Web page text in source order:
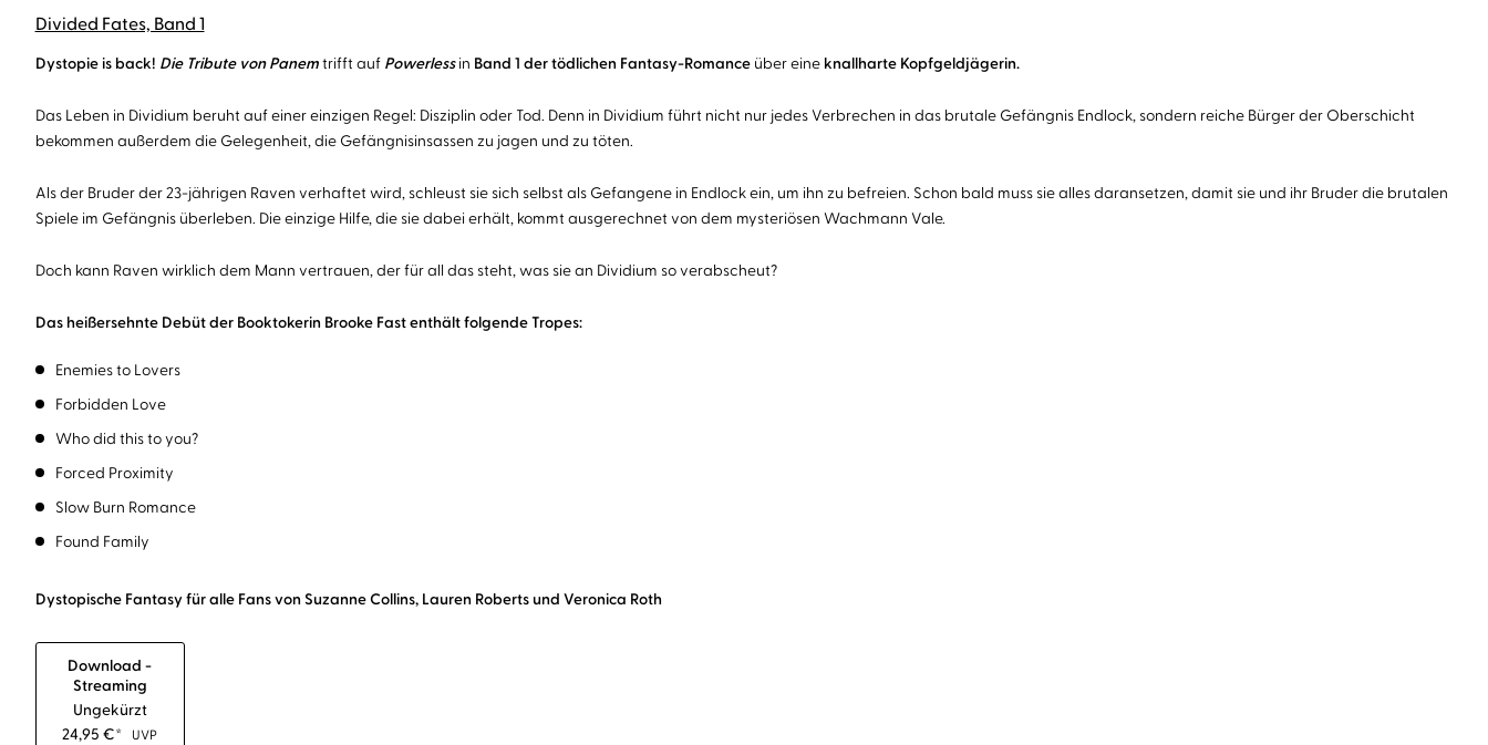
Divided Fates, Band 1
Dystopie is back! Die Tribute von Panem trifft auf Powerlessin Band 1 der tödlichen Fantasy-Romance über eineknallharte Kopfgeldjägerin.
Das Leben in Dividium beruht auf einer einzigen Regel: Disziplin oder Tod. Denn in Dividium führt nicht nur jedes Verbrechen in das brutale Gefängnis Endlock, sondern reiche Bürger der Oberschicht
bekommen außerdem die Gelegenheit, die Gefängnisinsassen zu jagen und zu töten.
Als der Bruder der 23-jährigen Raven verhaftet wird, schleust sie sich selbst als Gefangene in Endlock ein, um ihn zu befreien. Schon bald muss sie alles daransetzen, damit sie und ihr Bruder die brutalen
Spiele im Gefängnis überleben. Die einzige Hilfe, die sie dabei erhält, kommt ausgerechnet von dem mysteriösen Wachmann Vale.
Doch kann Raven wirklich dem Mann vertrauen, der für all das steht, was sie an Dividium so verabscheut?
Das heißersehnte Debüt der Booktokerin Brooke Fast enthält folgende Tropes:
Enemies to Lovers
Forbidden Love
Who did this to you?
Forced Proximity
Slow Burn Romance
Found Family
Dystopische Fantasy für alle Fans von Suzanne Collins, Lauren Roberts und Veronica Roth
Download -
Streaming
Ungekürzt
24,95€* UVP